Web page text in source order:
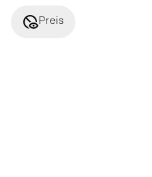
disabled_visiblePreis